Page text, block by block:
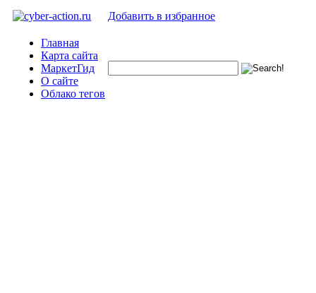
Добавить в избранное
Главная
Карта сайта
МаркетГид
О сайте
Облако тегов